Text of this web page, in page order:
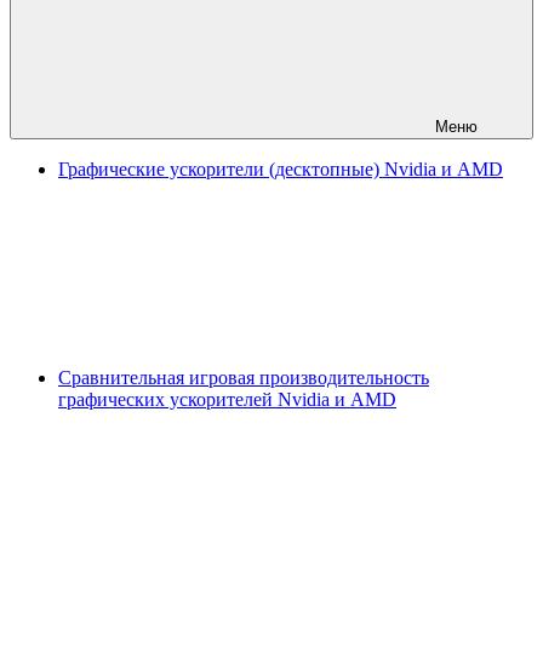
Меню
Графические ускорители (десктопные) Nvidia и AMD
Сравнительная игровая производительность
графических ускорителей Nvidia и AMD